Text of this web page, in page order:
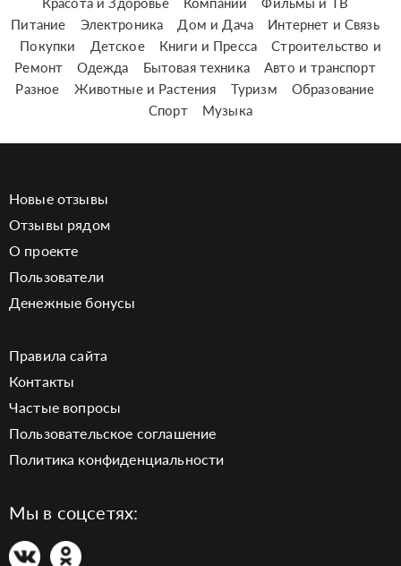
Питание
Электроника Дом и Дача
Интернет и Связь
Покупки
Детское Книги и Пресса
Строительство и
Ремонт
Одежда Бытовая техника
Авто и транспорт
Разное
Животные и Растения Туризм
Образование
Спорт
Музыка
Новые отзывы
Отзывы рядом
О проекте
Пользователи
Денежные бонусы
Правила сайта
Контакты
Частые вопросы
Пользовательское соглашение
Политика конфиденциальности
Мы в соцсетях: